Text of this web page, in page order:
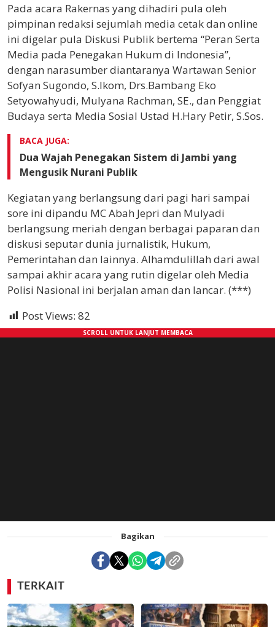
Pada acara Rakernas yang dihadiri pula oleh
pimpinan redaksi sejumlah media cetak dan online
ini digelar pula Diskusi Publik bertema “Peran Serta
Media pada Penegakan Hukum di Indonesia”,
dengan narasumber diantaranya Wartawan Senior
Sofyan Sugondo, S.Ikom, Drs.Bambang Eko
Setyowahyudi, Mulyana Rachman, SE., dan Penggiat
Budaya serta Media Sosial Ustad H.Hary Petir, S.Sos.
BACA JUGA:
Dua Wajah Penegakan Sistem di Jambi yang
Mengusik Nurani Publik
Kegiatan yang berlangsung dari pagi hari sampai
sore ini dipandu MC Abah Jepri dan Mulyadi
berlangsung meriah dengan berbagai paparan dan
diskusi seputar dunia jurnalistik, Hukum,
Pemerintahan dan lainnya. Alhamdulillah dari awal
sampai akhir acara yang rutin digelar oleh Media
Polisi Nasional ini berjalan aman dan lancar. (***)
Post Views: 82
Bagikan
TERKAIT